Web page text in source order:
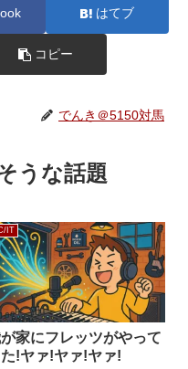
はてブ
コピー
でんき＠5150対馬
うな話題
IT
家にフレッツがやって
た!ヤァ!ヤァ!ヤァ!